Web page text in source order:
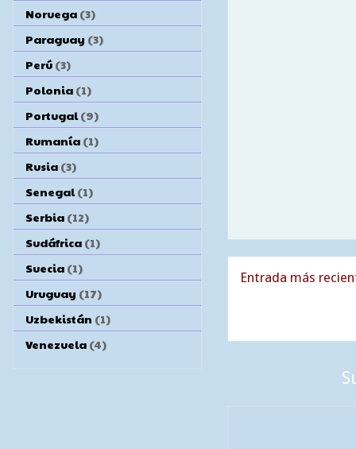
Entrada más
Noruega (3)
Paraguay (3)
Perú (3)
Polonia (1)
Portugal (9)
Rumanía (1)
Rusia (3)
Senegal (1)
Serbia (12)
Sudáfrica (1)
Suecia (1)
Uruguay (17)
Uzbekistán (1)
Venezuela (4)